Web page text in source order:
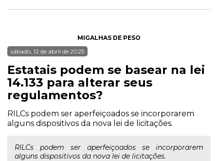
MIGALHAS DE PESO
sábado, 12 de abril de 2025
Estatais podem se basear na lei
14.133 para alterar seus
regulamentos?
RILCs podem ser aperfeiçoados se incorporarem
alguns dispositivos da nova lei de licitações.
RILCs podem ser aperfeiçoados se incorporarem
alguns dispositivos da nova lei de licitações.